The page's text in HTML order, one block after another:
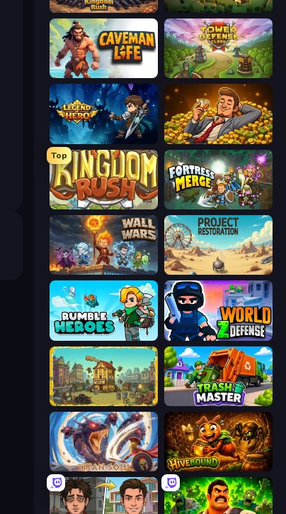
Ant Kingdom Rush Zombie Road
Caveman Life Tower Defense Clash
Legend of Hero Idle Billionaire Tycoon
Top
Kingdom Rush Fortress Merge
Wall Wars Project Restoration
Rumble Heroes World Z Defense - Zombie Defense
The Garbaggio Hotel Trash Master
Titan Soul: Action RPG Hivebound